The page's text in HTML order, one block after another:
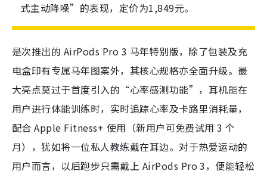
式主动降噪”的表现，定价为1,849元。
是次推出的 AirPods Pro 3 马年特别版，除了包装及充
电盒印有专属马年图案外，其核心规格亦全面升级。最
大亮点莫过于首度引入的“心率感测功能”，耳机能在
用户进行体能训练时，实时追踪心率及卡路里消耗量，
配合 Apple Fitness+ 使用（新用户可免费试用 3 个
月），犹如将一位私人教练戴在耳边。对于热爱运动的
用户而言，以后跑步只需戴上 AirPods Pro 3，便能轻松